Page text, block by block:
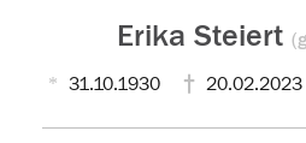
Erika Steiert
31.10.1930 20.02.2023